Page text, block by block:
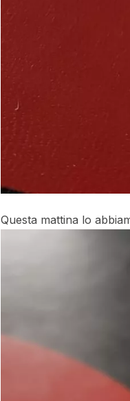
Questa mattina lo